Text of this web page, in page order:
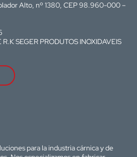
Alto, nº 1380, CEP 98.960-000 –
SEGER PRODUTOS INOXIDAVEIS
para la industria cárnica y de